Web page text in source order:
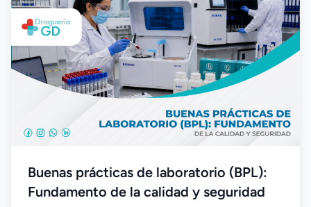
Buenas prácticas de laboratorio (BPL):
Fundamento de la calidad y seguridad